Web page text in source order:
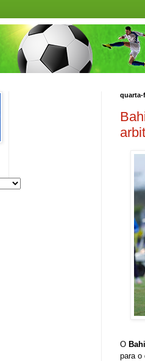
quarta-
O
para o